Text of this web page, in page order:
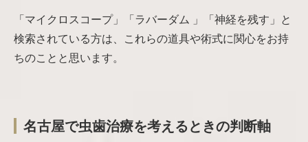
「マイクロスコープ」「ラバーダム 」「神経を残す」と
検索されている方は、これらの道具や術式に関心をお持
ちのことと思います。
名古屋で虫歯治療を考えるときの判断軸